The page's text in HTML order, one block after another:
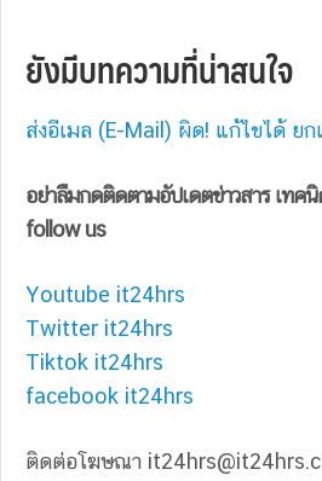
ยังมีบทความที่น่าสนใจ
ส่งอีเมล (E-Mail) ผิด! แก้ไขได้ ย
อย่าลืมกดติดตามอัปเดตข่าวสาร เทค
follow us
Youtube it24hrs
Twitter it24hrs
Tiktok it24hrs
facebook it24hrs
ติดต่อโฆษณา